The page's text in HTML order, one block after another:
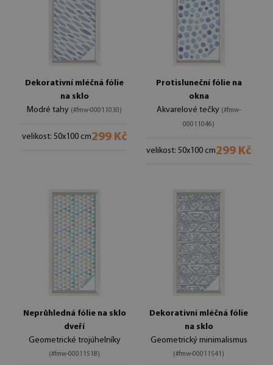
Dekorativní mléčná fólie
na sklo
Modré tahy (#fmw-00011030)
velikost: 50x100 cm299 Kč
Protisluneční fólie na
okna
Akvarelové tečky (#fmw-
00011046)
velikost: 50x100 cm299 Kč
Neprůhledná fólie na sklo
dveří
Geometrické trojúhelníky
(#fmw-00011518)
Dekorativní mléčná fólie
na sklo
Geometrický minimalismus
(#fmw-00011541)